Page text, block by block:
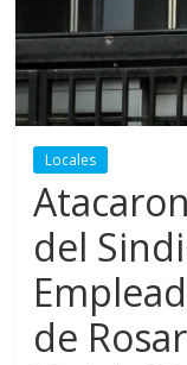
Locales
del
de